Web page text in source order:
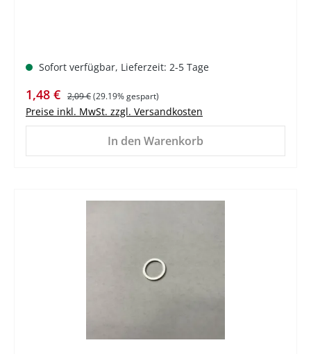
Sofort verfügbar, Lieferzeit: 2-5 Tage
Verkaufspreis:
1,48 € Regulärer Preis:
2,09 €(29.19% gespart)
Preise inkl. MwSt. zzgl. Versandkosten
In den Warenkorb